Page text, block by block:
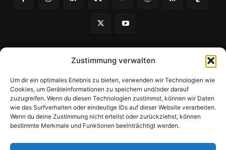
Zustimmung verwalten
Um dir ein optimales Erlebnis zu bieten, verwenden wir Technologien wie
Cookies, um Geräteinformationen zu speichern und/oder darauf
zuzugreifen. Wenn du diesen Technologien zustimmst, können wir Daten
wie das Surfverhalten oder eindeutige IDs auf dieser Website verarbeiten.
Wenn du deine Zustimmung nicht erteilst oder zurückziehst, können
bestimmte Merkmale und Funktionen beeinträchtigt werden.
Kooperationspartner Sitemap
Datenschutzerklärung
Impressum
Cookie-Richtlinie (EU)